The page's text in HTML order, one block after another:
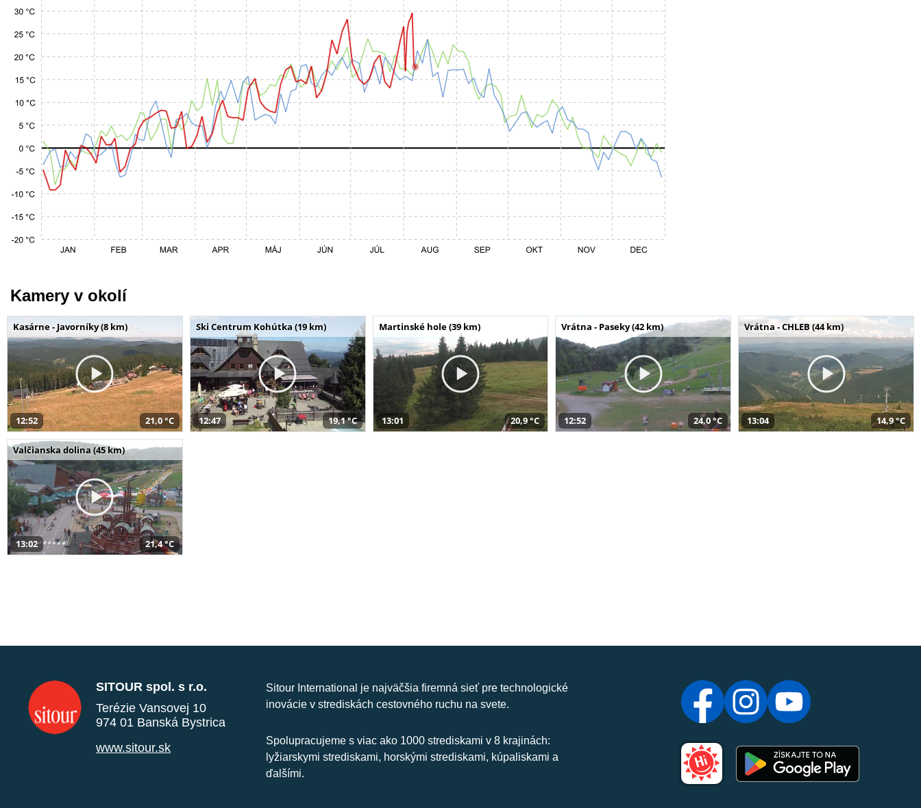
Kamery v okolí
Kasárne - Javorníky (8 km)
12:52 21,0 °C
Ski Centrum Kohútka (19 km)
12:47 19,1 °C
Martinské hole (39 km)
13:01 20,9 °C
Vrátna - Paseky (42 km)
12:52 24,0 °C
Vrátna - CHLEB (44 km)
13:04 14,9 °C
Valčianska dolina (45 km)
13:02 21,4 °C
SITOUR spol. s r.o.
Terézie Vansovej 10
974 01 Banská Bystrica
www.sitour.sk
Sitour International je najväčšia firemná sieť pre technologické
inovácie v strediskách cestovného ruchu na svete.
Spolupracujeme s viac ako 1000 strediskami v 8 krajinách:
lyžiarskymi strediskami, horskými strediskami, kúpaliskami a
ďalšími.